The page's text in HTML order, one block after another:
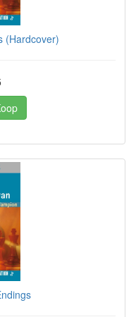
(Hardcover)